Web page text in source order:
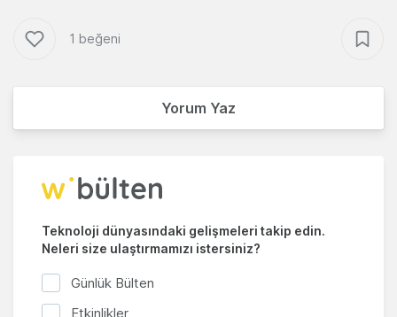
1 beğeni
Yorum Yaz
Teknoloji dünyasındaki gelişmeleri takip edin.
Neleri size ulaştırmamızı istersiniz?
Günlük Bülten
Etkinlikler